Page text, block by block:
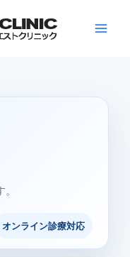
オンライン診療対応